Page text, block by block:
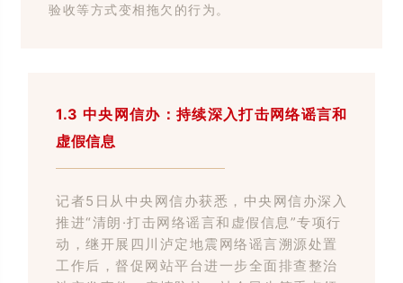
验收等方式变相拖欠的行为。
1.3 中央网信办：持续深入打击网络谣言和
虚假信息
记者5日从中央网信办获悉，中央网信办深入
推进“清朗·打击网络谣言和虚假信息”专项行
动，继开展四川泸定地震网络谣言溯源处置
工作后， 督促网站平台进一步全面排查整治